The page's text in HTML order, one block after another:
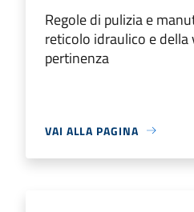
Regole di pulizia e
reticolo idraulico e della
pertinenza
VAI ALLA PAGINA